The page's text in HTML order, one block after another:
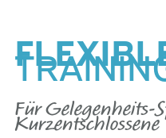
Für Gelegenheits-
Kurzentschlossene